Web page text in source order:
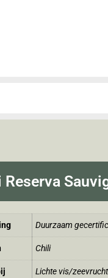
Duurzaam
Chili
Lichte vis/